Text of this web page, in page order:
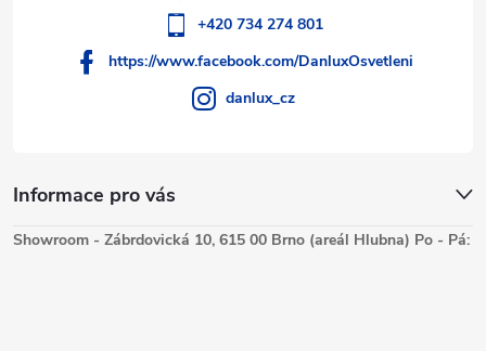
Informace pro vás
+420 734 274 801
https://www.facebook.com/DanluxOsvetleni
danlux_cz
Showroom - Zábrdovická 10, 615 00 Brno (areál Hlubna) Po - Pá: